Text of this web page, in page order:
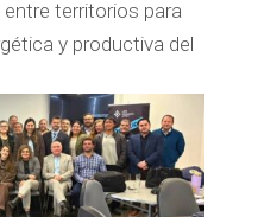
territorios para
y productiva del